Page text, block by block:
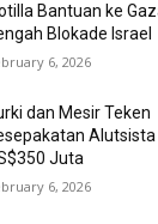
Bantuan ke
Blokade Israel
6, 2026
dan Mesir Teken
Alutsista
Juta
6, 2026